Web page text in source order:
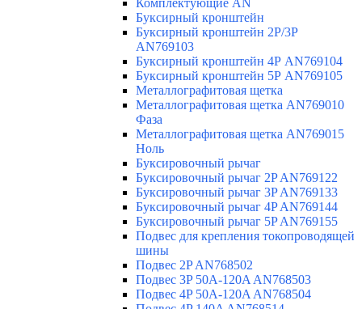
Буксирный кронштейн
Буксирный кронштейн 2Р/3Р
AN769103
Буксирный кронштейн 4Р AN769104
Буксирный кронштейн 5Р AN769105
Металлографитовая щетка
Металлографитовая щетка AN769010
Фаза
Металлографитовая щетка AN769015
Ноль
Буксировочный рычаг
Буксировочный рычаг 2P AN769122
Буксировочный рычаг 3P AN769133
Буксировочный рычаг 4P AN769144
Буксировочный рычаг 5P AN769155
Подвес для крепления токопроводящей
шины
Подвес 2P AN768502
Подвес 3P 50A-120A AN768503
Подвес 4P 50A-120A AN768504